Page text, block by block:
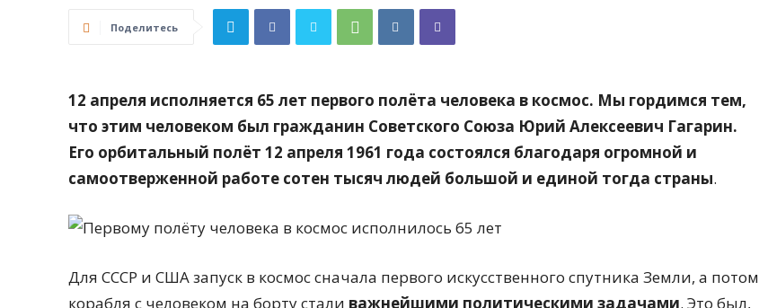
Поделитесь
12 апреля исполняется 65 лет первого полёта человека в космос. Мы гордимся тем,
что этим человеком был гражданин Советского Союза Юрий Алексеевич Гагарин.
Его орбитальный полёт 12 апреля 1961 года состоялся благодаря огромной и
самоотверженной работе сотен тысяч людей большой и единой тогда страны.
Для СССР и США запуск в космос сначала первого искусственного спутника Земли, а потом
корабля с человеком на борту стали важнейшими политическими задачами. Это был,